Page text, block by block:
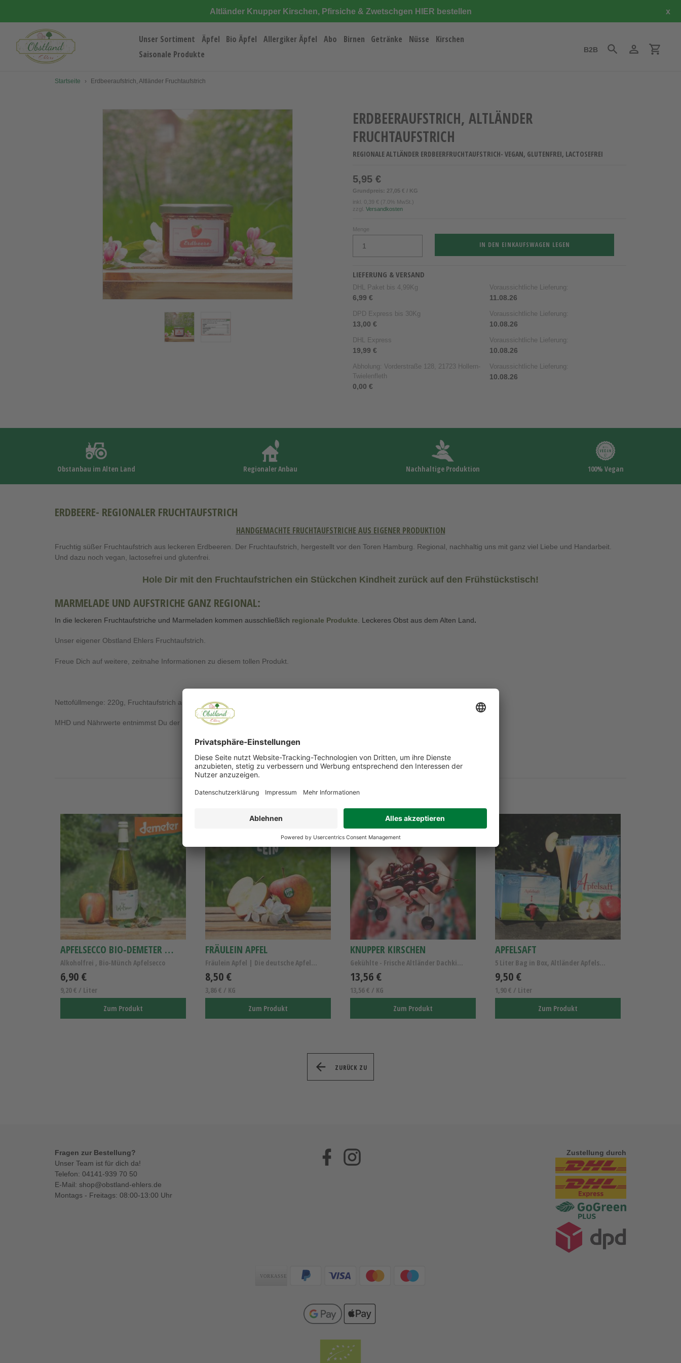
Altländer Knupper Kirschen, Pfirsiche & Zwetschgen HIER bestellen x
Unser Sortiment Äpfel Bio Äpfel Allergiker Äpfel Abo Birnen Getränke Nüsse
Kirschen
Saisonale Produkte
B2B SuchenEinloggen
Startseite › Erdbeeraufstrich, Altländer Fruchtaufstrich
ERDBEERAUFSTRICH, ALTLÄNDER
FRUCHTAUFSTRICH
REGIONALE ALTLÄNDER ERDBEERFRUCHTAUFSTRICH- VEGAN, GLUTENFREI, LACTOSEFREI
5,95 €
Grundpreis: 27,05 € / KG
inkl. 0,39 € (7.0% MwSt.)
zzgl. Versandkosten
Menge
IN DEN EINKAUFSWAGEN LEGEN
LIEFERUNG & VERSAND
DHL Paket bis 4,99Kg
6,99 €
Voraussichtliche Lieferung:
11.08.26
DPD Express bis 30Kg
13,00 €
Voraussichtliche Lieferung:
10.08.26
DHL Express
19,99 €
Voraussichtliche Lieferung:
10.08.26
Abholung: Vorderstraße 128, 21723 Hollern-
Twielenfleth
0,00 €
Voraussichtliche Lieferung:
10.08.26
Obstanbau im Alten Land Regionaler Anbau Nachhaltige Produktion 100% Vegan
ERDBEERE- REGIONALER FRUCHTAUFSTRICH
HANDGEMACHTE FRUCHTAUFSTRICHE AUS EIGENER PRODUKTION
Fruchtig süßer Fruchtaufstrich aus leckeren Erdbeeren. Der Fruchtaufstrich, hergestellt vor den Toren Hamburg. Regional, nachhaltig uns mit ganz viel Liebe und Handarbeit.
Und dazu noch vegan, lactosefrei und glutenfrei.
Hole Dir mit den Fruchtaufstrichen ein Stückchen Kindheit zurück auf den Frühstückstisch!
MARMELADE UND AUFSTRICHE GANZ REGIONAL:
In die leckeren Fruchtaufstriche und Marmeladen kommen ausschließlich regionale Produkte. Leckeres Obst aus dem Alten Land.
Unser eigener Obstland Ehlers Fruchtaufstrich.
Freue Dich auf weitere, zeitnahe Informationen zu diesem tollen Produkt.
Nettofüllmenge: 220g, Fruchtaufstrich aus dem Alten Land, Erdbeere
MHD und Nährwerte entnimmst Du der Produktrückseite.
APFELSECCO BIO-DEMETER 0,75L
Alkoholfrei , Bio-Münch Apfelsecco
6,90 €
9,20 € / Liter
Zum Produkt
FRÄULEIN APFEL
Fräulein Apfel | Die deutsche Apfelentdeckung
8,50 €
3,86 € / KG
Zum Produkt
Ernte 2026
KNUPPER KIRSCHEN
Gekühlte - Frische Altländer Dachkirschen Knupper/...
13,56 €
13,56 € / KG
Zum Produkt
APFELSAFT
5 Liter Bag in Box, Altländer Apfelsaft naturtrüb
9,50 €
1,90 € / Liter
Zum Produkt
ZURÜCK ZU
Fragen zur Bestellung?
Unser Team ist für dich da!
Telefon: 04141-939 70 50
E-Mail: shop@obstland-ehlers.de
Montags - Freitags: 08:00-13:00 Uhr
Facebook Zustellung durch
Zahlungsarten